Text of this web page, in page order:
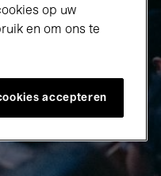
op uw
en om ons te
accepteren